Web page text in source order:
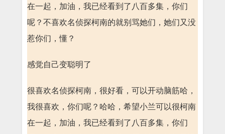
在一起，加油，我已经看到了八百多集，你们
呢？不喜欢名侦探柯南的就别骂她们，她们又没
惹你们，懂？
感觉自己变聪明了
很喜欢名侦探柯南，很好看，可以开动脑筋哈，
我很喜欢，你们呢？哈哈，希望小兰可以很柯南
在一起，加油，我已经看到了八百多集，你们